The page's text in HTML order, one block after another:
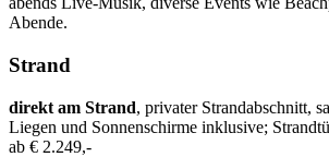
Abende.
Strand
direkt am Strand, privater Strandabschnitt,
Liegen und Sonnenschirme inklusive;
ab € 2.249,-